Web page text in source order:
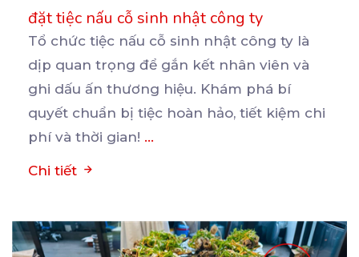
đặt tiệc nấu cỗ sinh nhật công ty
Tổ chức tiệc nấu cỗ sinh nhật công ty là
dịp quan trọng để gắn kết nhân viên và
ghi dấu ấn thương hiệu. Khám phá bí
quyết chuẩn bị tiệc hoàn hảo, tiết kiệm chi
phí và thời gian! ...
Chi tiết